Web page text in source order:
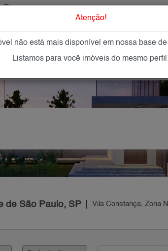
IMÓVEIS NOVOS IMOBILIÁRIAS
de São Paulo, SP Vila Constança, Zona
Atenção!
não está mais disponível em nossa base
Listamos para você imóveis do mesmo